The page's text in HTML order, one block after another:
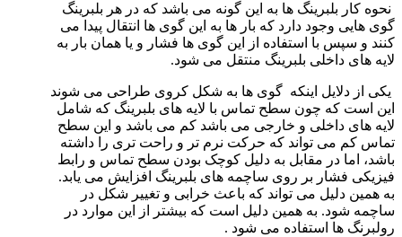
نحوه کار بلبرینگ ها به این گونه می باشد که در هر بلبرینگ
گوی هایی وجود دارد که بار ها به این گوی ها انتقال پیدا می
کنند و سپس با استفاده از این گوی ها فشار و یا همان بار به
لایه های داخلی بلبرینگ منتقل می شود.
یکی از دلایل اینکه گوی ها به شکل کروی طراحی می شوند
این است که چون سطح تماس با لایه های بلبرینگ که شامل
لایه های داخلی و خارجی می باشد کم می باشد و این سطح
تماس کم می تواند که حرکت نرم تر و راحت تری را داشته
باشد، اما در مقابل به دلیل کوچک بودن سطح تماس و رابط
فیزیکی فشار بر روی ساچمه های بلبرینگ افزایش می یابد.
به همین دلیل می تواند که باعث خرابی و تغییر شکل در
ساچمه شود. به همین دلیل است که بیشتر از این موارد در
رولبرنگ ها استفاده می شود .